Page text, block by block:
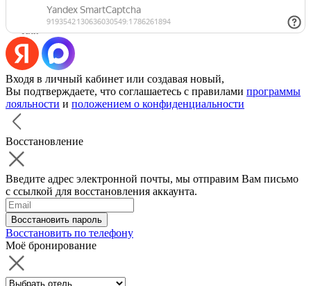
Запросить код
Уже есть аккаунт?Войти
Или
Входя в личный кабинет или создавая новый,
Вы подтверждаете, что соглашаетесь с правилами программы
лояльности и положением о конфиденциальности
Восстановление
Введите адрес электронной почты, мы отправим Вам письмо
с ссылкой для восстановления аккаунта.
Восстановить пароль
Восстановить по телефону
Моё бронирование